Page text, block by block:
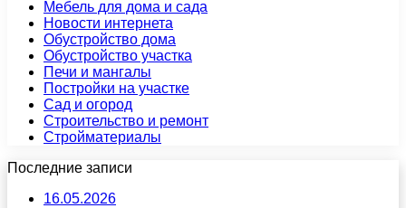
Мебель для дома и сада
Новости интернета
Обустройство дома
Обустройство участка
Печи и мангалы
Постройки на участке
Сад и огород
Строительство и ремонт
Стройматериалы
Последние записи
16.05.2026